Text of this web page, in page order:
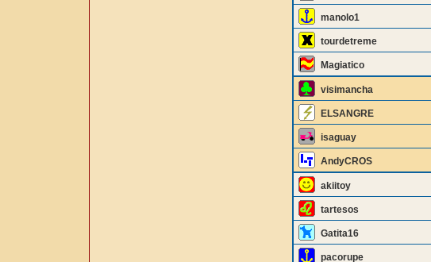
manolo1
tourdetreme
Magiatico
visimancha
ELSANGRE
isaguay
AndyCROS
akiitoy
tartesos
Gatita16
pacorupe